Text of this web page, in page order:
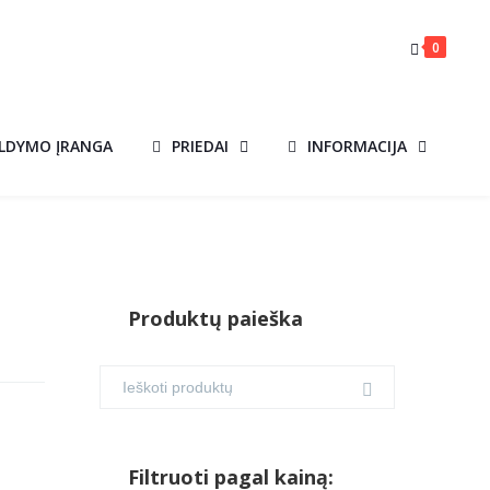
0
ĮRANGA PRIEDAI INFORMACIJA
Produktų paieška
Filtruoti pagal kainą: